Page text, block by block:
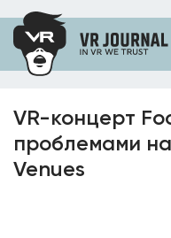
VR-концерт
проблемами
Venues